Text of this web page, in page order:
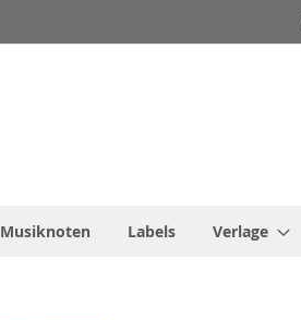
Musiknoten Labels Verlage